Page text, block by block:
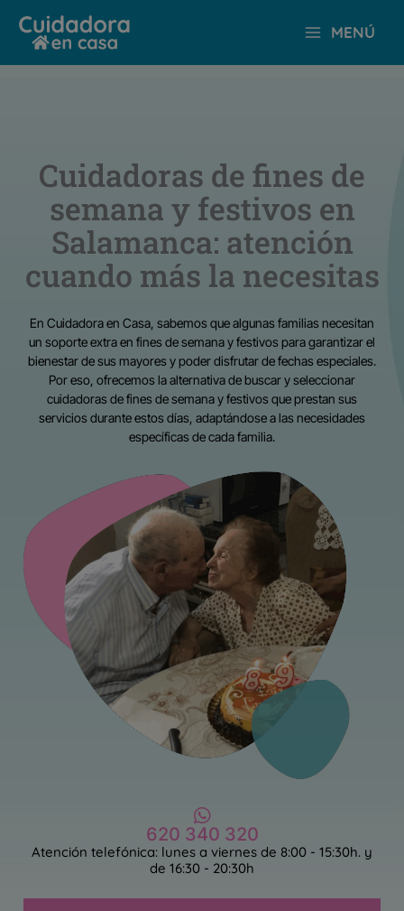
MENÚ
Cuidadoras de fines de
semana y festivos en
Salamanca: atención
cuando más la necesitas
En Cuidadora en Casa, sabemos que algunas familias necesitan
un soporte extra en fines de semana y festivos para garantizar el
bienestar de sus mayores y poder disfrutar de fechas especiales.
Por eso, ofrecemos la alternativa de buscar y seleccionar
cuidadoras de fines de semana y festivos que prestan sus
servicios durante estos días, adaptándose a las necesidades
específicas de cada familia.
620 340 320
Atención telefónica: lunes a viernes de 8:00 - 15:30h. y
de 16:30 - 20:30h